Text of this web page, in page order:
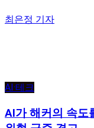
최은정 기자
AI·테크
AI가 해커의 속도